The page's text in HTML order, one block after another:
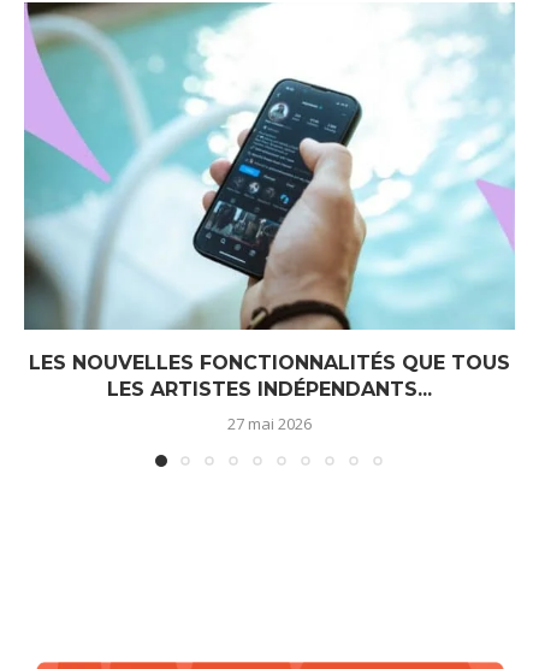
LES NOUVELLES FONCTIONNALITÉS QUE TOUS
LES ARTISTES INDÉPENDANTS...
27 mai 2026